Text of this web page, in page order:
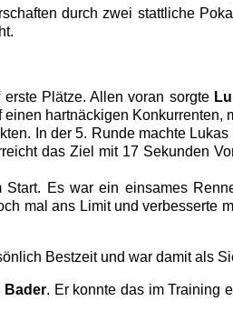
durch zwei stattliche
Plätze. Allen voran sorgte
hartnäckigen
In der 5. Runde machte
das Ziel mit 17 Sekunden
Es war ein einsames
mal ans Limit und verbesserte
Bestzeit und war damit als
Bader. Er konnte das im Training